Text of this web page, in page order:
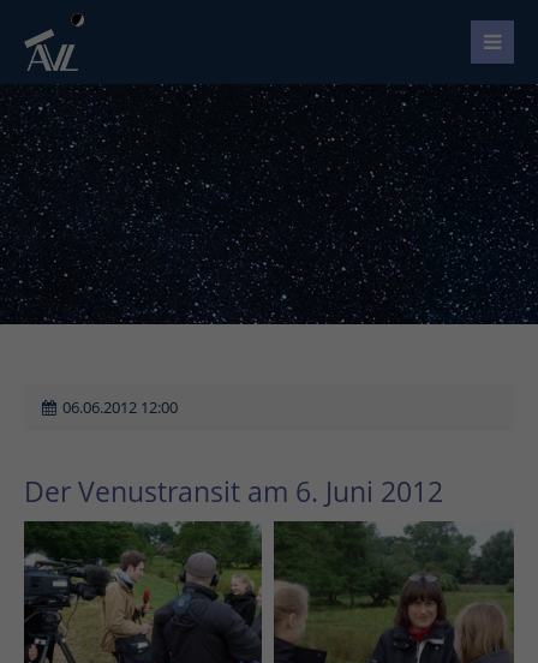
06.06.2012 12:00
Der Venustransit am 6. Juni 2012